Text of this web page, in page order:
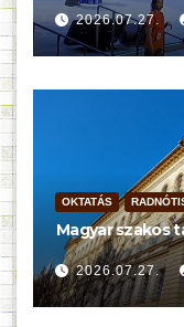
2026.07.27.
OKTATÁS
Magyar szakos
2026.07.27.